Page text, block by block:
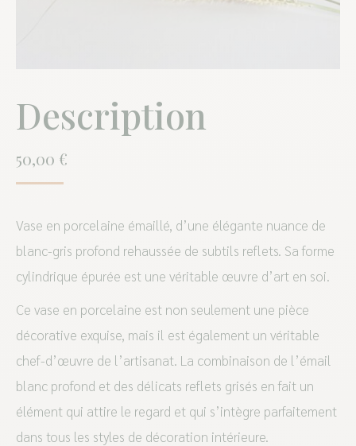
Description
50,00 €
Vase en porcelaine émaillé, d’une élégante nuance de
blanc-gris profond rehaussée de subtils reflets. Sa forme
cylindrique épurée est une véritable œuvre d’art en soi.
Ce vase en porcelaine est non seulement une pièce
décorative exquise, mais il est également un véritable
chef-d’œuvre de l’artisanat. La combinaison de l’émail
blanc profond et des délicats reflets grisés en fait un
élément qui attire le regard et qui s’intègre parfaitement
dans tous les styles de décoration intérieure.